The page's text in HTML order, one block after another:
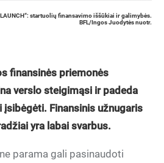
startuolių finansavimo iššūkiai ir galimybės.
BFL/Ingos Juodytės nuotr.
finansinės priemonės
verslo steigimąsi ir padeda
įsibėgėti. Finansinis užnugaris
yra labai svarbus.
parama gali pasinaudoti